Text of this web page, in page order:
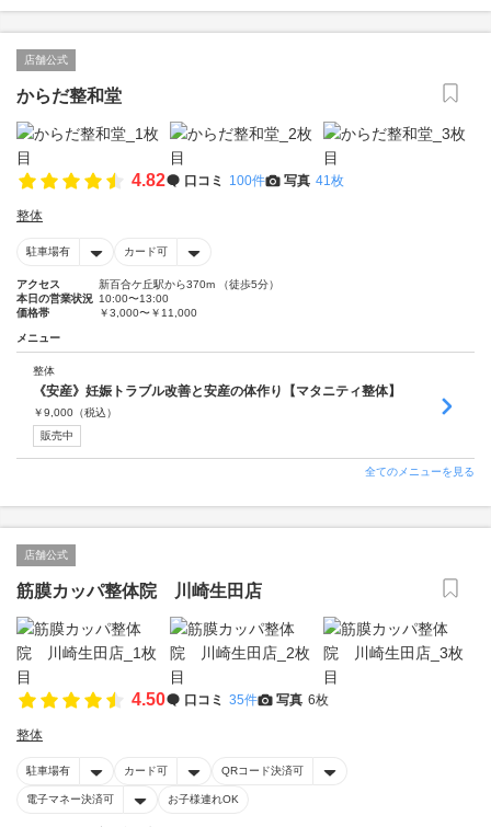
店舗公式
からだ整和堂
4.82 口コミ 100件 写真 41枚
整体
駐車場有 カード可
アクセス
新百合ケ丘駅から370m （徒歩5分）
本日の営業状況 10:00〜13:00
価格帯
￥3,000〜￥11,000
メニュー
整体
《安産》妊娠トラブル改善と安産の体作り【マタニティ整体】
￥9,000 （税込）
販売中
全てのメニューを見る
店舗公式
筋膜カッパ整体院 川崎生田店
4.50 口コミ 35件 写真 6枚
整体
駐車場有 カード可 QRコード決済可
電子マネー決済可 お子様連れOK